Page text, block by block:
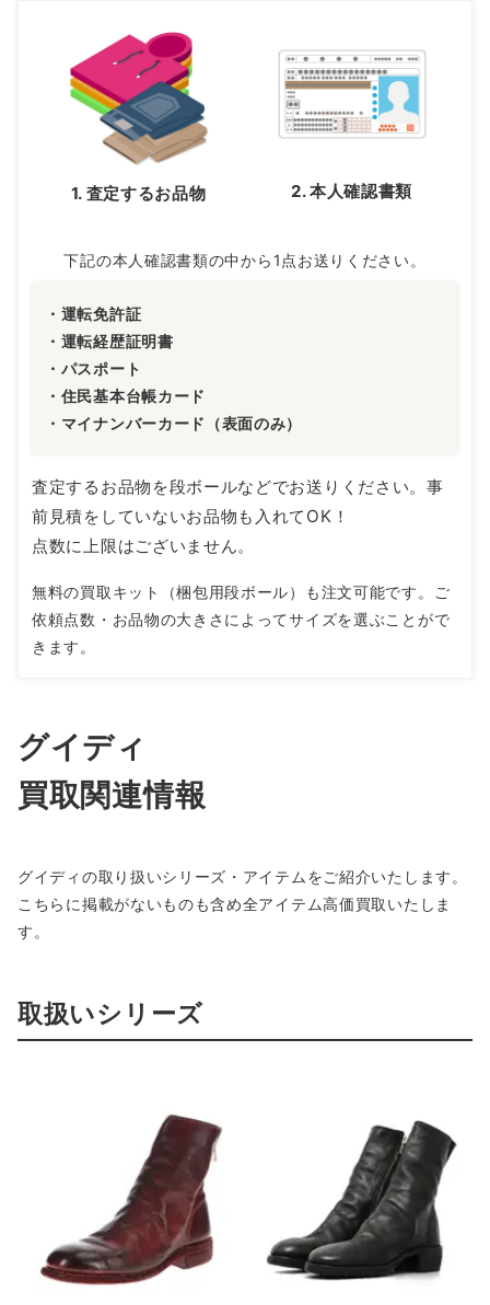
1. 査定するお品物 2. 本人確認書類
下記の本人確認書類の中から1点お送りください。
・運転免許証
・運転経歴証明書
・パスポート
・住民基本台帳カード
・マイナンバーカード（表面のみ）
査定するお品物を段ボールなどでお送りください。事
前見積をしていないお品物も入れてOK！
点数に上限はございません。
無料の買取キット（梱包用段ボール）も注文可能です。ご
依頼点数・お品物の大きさによってサイズを選ぶことがで
きます。
グイディ
買取関連情報
グイディの取り扱いシリーズ・アイテムをご紹介いたします。
こちらに掲載がないものも含め全アイテム高価買取いたしま
す。
取扱いシリーズ